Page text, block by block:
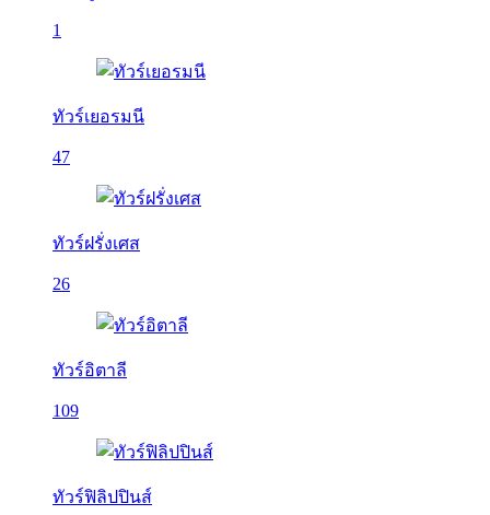
1
ทัวร์เยอรมนี
47
ทัวร์ฝรั่งเศส
26
ทัวร์อิตาลี
109
ทัวร์ฟิลิปปินส์